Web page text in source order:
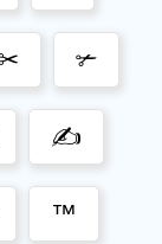
✂ ✃
✍
™